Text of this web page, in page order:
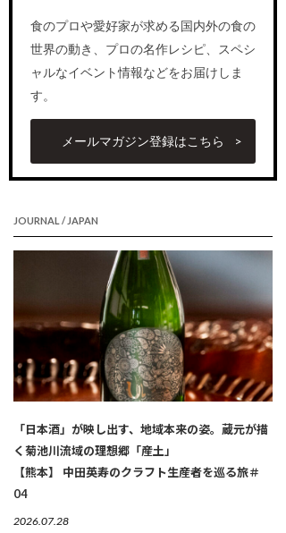
食のプロや愛好家が求める国内外の食の
世界の動き、プロの名作レシピ、スペシ
ャルなイベント情報などをお届けしま
す。
メールマガジン登録はこちら
JOURNAL / JAPAN
「日本酒」が映し出す、地域本来の姿。蔵元が描
く菊池川流域の理想郷「産土」
【熊本】 中田英寿のクラフト生産者を巡る旅＃
04
2026.07.28